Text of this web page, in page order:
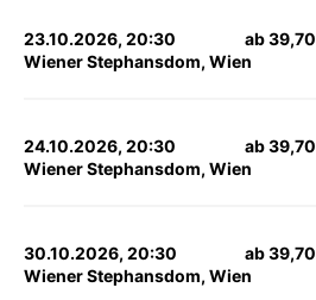
23.10.2026, 20:30
Wiener Stephansdom, Wien
ab
24.10.2026, 20:30
Wiener Stephansdom, Wien
ab
30.10.2026, 20:30
Wiener Stephansdom, Wien
ab